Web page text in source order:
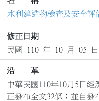
水利建造物檢查及安全評
修正日期
民國 110 年 10 月 05 日
沿 革
中華民國110年10月5日經
正發布全文32條；並自發